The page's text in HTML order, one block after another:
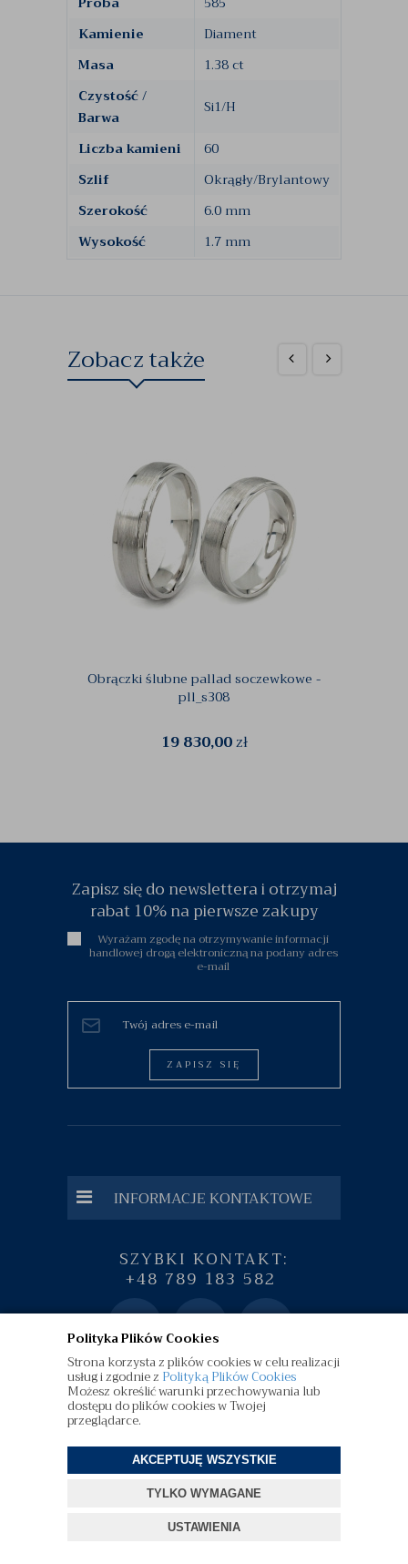
Polityka Plików Cookies
Strona korzysta z plików cookies w celu realizacji
usług i zgodnie z Polityką Plików Cookies
Możesz określić warunki przechowywania lub
dostępu do plików cookies w Twojej
przeglądarce.
AKCEPTUJĘ WSZYSTKIE
TYLKO WYMAGANE
USTAWIENIA
Kamienie
Diament
Masa
1.38 ct
Czystość /
Barwa
Si1/H
Liczba kamieni
60
Szlif
Okrągły/Brylantowy
Szerokość
6.0 mm
Wysokość
1.7 mm
Zobacz także
Obrączki ślubne pallad soczewkowe -
pll_s308
19 830,00zł
Zapisz się do newslettera i otrzymaj
rabat 10% na pierwsze zakupy
Wyrażam zgodę na otrzymywanie informacji
handlowej drogą elektroniczną na podany adres
e-mail
ZAPISZ SIĘ
INFORMACJE KONTAKTOWE
SZYBKI KONTAKT:
+48 789 183 582
diamenty.pl | Wszelkie Prawa Zastrzeżone